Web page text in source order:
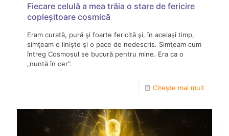
Fiecare celulă a mea trăia o stare de fericire
copleșitoare cosmică
Eram curată, pură şi foarte fericită şi, în acelaşi timp,
simţeam o linişte şi o pace de nedescris. Simţeam cum
întreg Cosmosul se bucură pentru mine. Era ca o
„nuntă în cer“.
Citește mai mult